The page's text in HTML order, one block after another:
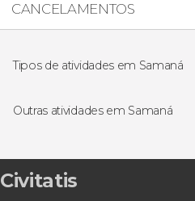
CANCELAMENTOS
Tipos de atividades em Samaná
Outras atividades em Samaná
Free tour por Samaná
Trilha pela cascata El Limón
Civitatis